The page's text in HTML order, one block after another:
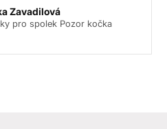
Zavadilová
pro spolek Pozor kočka